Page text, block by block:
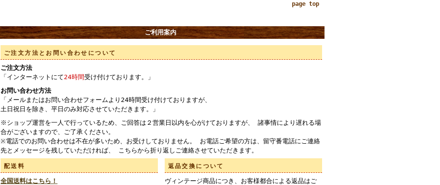
page top
ご利用案内
ご注文方法とお問い合わせについて
ご注文方法
「インターネットにて24時間受け付けております。」
お問い合わせ方法
「メールまたはお問い合わせフォームより24時間受け付けておりますが、
土日祝日を除き、平日のみ対応させていただきます。」
※ショップ運営を一人で行っているため、ご回答は２営業日以内を心がけておりますが、 諸事情により遅れる場
合がございますので、ご了承ください。
※電話でのお問い合わせは不在が多いため、お受けしておりません。 お電話ご希望の方は、留守番電話にご連絡
先とメッセージを残していただければ、 こちらから折り返しご連絡させていただきます。
配送料
全国送料はこちら！
返品交換について
ヴィンテージ商品につき、お客様都合による返品はご